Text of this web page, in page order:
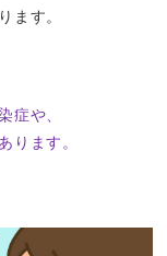
ます。
症や、
ります。